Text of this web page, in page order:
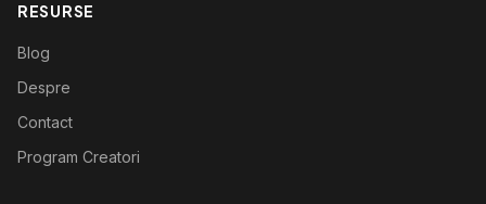
RESURSE
Blog
Despre
Contact
Program Creatori